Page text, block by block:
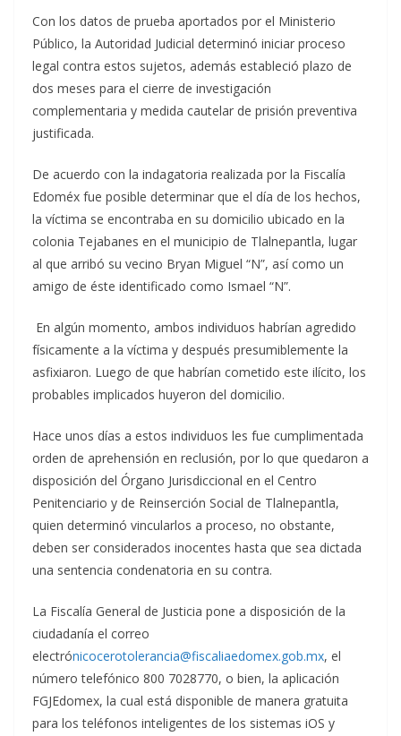
Con los datos de prueba aportados por el Ministerio
Público, la Autoridad Judicial determinó iniciar proceso
legal contra estos sujetos, además estableció plazo de
dos meses para el cierre de investigación
complementaria y medida cautelar de prisión preventiva
justificada.
De acuerdo con la indagatoria realizada por la Fiscalía
Edoméx fue posible determinar que el día de los hechos,
la víctima se encontraba en su domicilio ubicado en la
colonia Tejabanes en el municipio de Tlalnepantla, lugar
al que arribó su vecino Bryan Miguel “N”, así como un
amigo de éste identificado como Ismael “N”.
En algún momento, ambos individuos habrían agredido
físicamente a la víctima y después presumiblemente la
asfixiaron. Luego de que habrían cometido este ilícito, los
probables implicados huyeron del domicilio.
Hace unos días a estos individuos les fue cumplimentada
orden de aprehensión en reclusión, por lo que quedaron a
disposición del Órgano Jurisdiccional en el Centro
Penitenciario y de Reinserción Social de Tlalnepantla,
quien determinó vincularlos a proceso, no obstante,
deben ser considerados inocentes hasta que sea dictada
una sentencia condenatoria en su contra.
La Fiscalía General de Justicia pone a disposición de la
ciudadanía el correo
electrónicocerotolerancia@fiscaliaedomex.gob.mx, el
número telefónico 800 7028770, o bien, la aplicación
FGJEdomex, la cual está disponible de manera gratuita
para los teléfonos inteligentes de los sistemas iOS y